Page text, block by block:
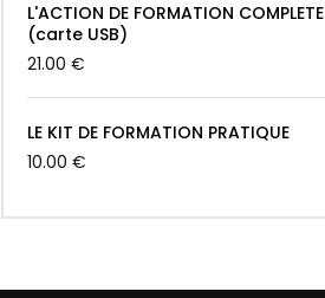
L'ACTION DE FORMATION COMPLETE
(carte USB)
21.00 €
LE KIT DE FORMATION PRATIQUE
10.00 €